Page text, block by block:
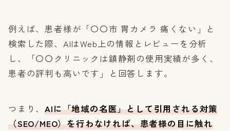
例えば、患者様が「〇〇市 胃カメラ 痛くない」と
検索した際、AIはWeb上の情報とレビューを分析
し、「〇〇クリニックは鎮静剤の使用実績が多く、
患者の評判も高いです」と回答します。
つまり、AIに「地域の名医」として引用される対策
（SEO/MEO）を行わなければ、患者様の目に触れ